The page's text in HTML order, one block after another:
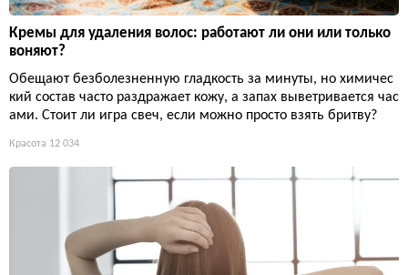
Кремы для удаления волос: работают ли они или только
воняют?
Обещают безболезненную гладкость за минуты, но химичес
кий состав часто раздражает кожу, а запах выветривается час
ами. Стоит ли игра свеч, если можно просто взять бритву?
Красота 12 034